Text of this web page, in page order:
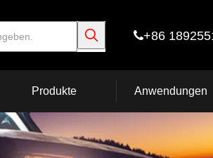
+86
Produkte Anwendungen